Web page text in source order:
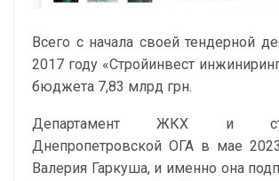
Всего с начала своей тендерной
2017 году «Стройинвест
бюджета 7,83 млрд грн.
Департамент ЖКХ и
Днепропетровской ОГА в мае
Валерия Гаркуша, и именно она